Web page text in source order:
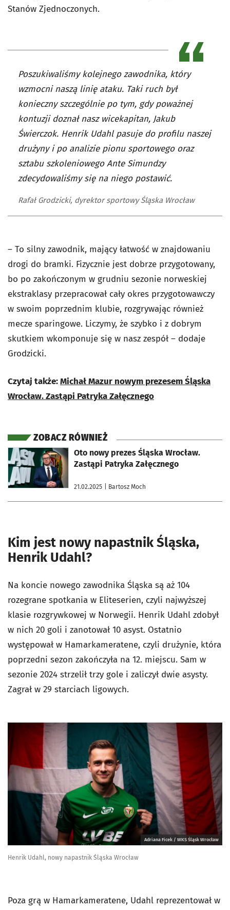
Stanów Zjednoczonych.
Poszukiwaliśmy kolejnego zawodnika, który
wzmocni naszą linię ataku. Taki ruch był
konieczny szczególnie po tym, gdy poważnej
kontuzji doznał nasz wicekapitan, Jakub
Świerczok. Henrik Udahl pasuje do profilu naszej
drużyny i po analizie pionu sportowego oraz
sztabu szkoleniowego Ante Simundzy
zdecydowaliśmy się na niego postawić.
Rafał Grodzicki, dyrektor sportowy Śląska Wrocław
– To silny zawodnik, mający łatwość w znajdowaniu
drogi do bramki. Fizycznie jest dobrze przygotowany,
bo po zakończonym w grudniu sezonie norweskiej
ekstraklasy przepracował cały okres przygotowawczy
w swoim poprzednim klubie, rozgrywając również
mecze sparingowe. Liczymy, że szybko i z dobrym
skutkiem wkomponuje się w nasz zespół – dodaje
Grodzicki.
Czytaj także:Michał Mazur nowym prezesem Śląska
Wrocław. Zastąpi Patryka Załęcznego
ZOBACZ RÓWNIEŻ
Oto nowy prezes Śląska Wrocław.
Zastąpi Patryka Załęcznego
21.02.2025 | Bartosz Moch
otworzy się w nowej karcie
Kim jest nowy napastnik Śląska,
Henrik Udahl?
Na koncie nowego zawodnika Śląska są aż 104
rozegrane spotkania w Eliteserien, czyli najwyższej
klasie rozgrywkowej w Norwegii. Henrik Udahl zdobył
w nich 20 goli i zanotował 10 asyst. Ostatnio
występował w Hamarkameratene, czyli drużynie, która
poprzedni sezon zakończyła na 12. miejscu. Sam w
sezonie 2024 strzelił trzy gole i zaliczył dwie asysty.
Zagrał w 29 starciach ligowych.
Adriana Ficek / WKS Śląsk Wrocław
Henrik Udahl, nowy napastnik Śląska Wrocław
Poza grą w Hamarkameratene, Udahl reprezentował w